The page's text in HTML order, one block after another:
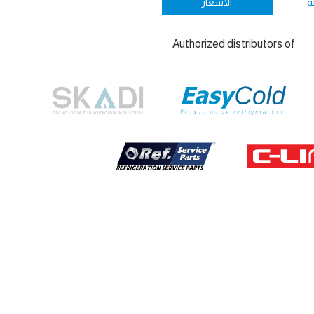
Authorized distributors of